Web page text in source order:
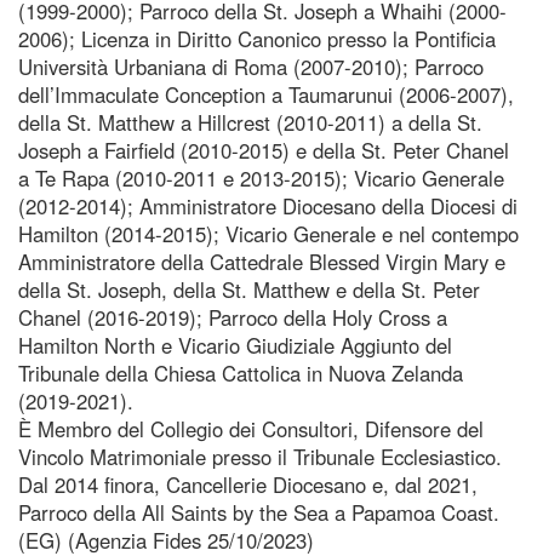
(1999-2000); Parroco della St. Joseph a Whaihi (2000-
2006); Licenza in Diritto Canonico presso la Pontificia
Università Urbaniana di Roma (2007-2010); Parroco
dell’Immaculate Conception a Taumarunui (2006-2007),
della St. Matthew a Hillcrest (2010-2011) a della St.
Joseph a Fairfield (2010-2015) e della St. Peter Chanel
a Te Rapa (2010-2011 e 2013-2015); Vicario Generale
(2012-2014); Amministratore Diocesano della Diocesi di
Hamilton (2014-2015); Vicario Generale e nel contempo
Amministratore della Cattedrale Blessed Virgin Mary e
della St. Joseph, della St. Matthew e della St. Peter
Chanel (2016-2019); Parroco della Holy Cross a
Hamilton North e Vicario Giudiziale Aggiunto del
Tribunale della Chiesa Cattolica in Nuova Zelanda
(2019-2021).
È Membro del Collegio dei Consultori, Difensore del
Vincolo Matrimoniale presso il Tribunale Ecclesiastico.
Dal 2014 finora, Cancellerie Diocesano e, dal 2021,
Parroco della All Saints by the Sea a Papamoa Coast.
(EG) (Agenzia Fides 25/10/2023)